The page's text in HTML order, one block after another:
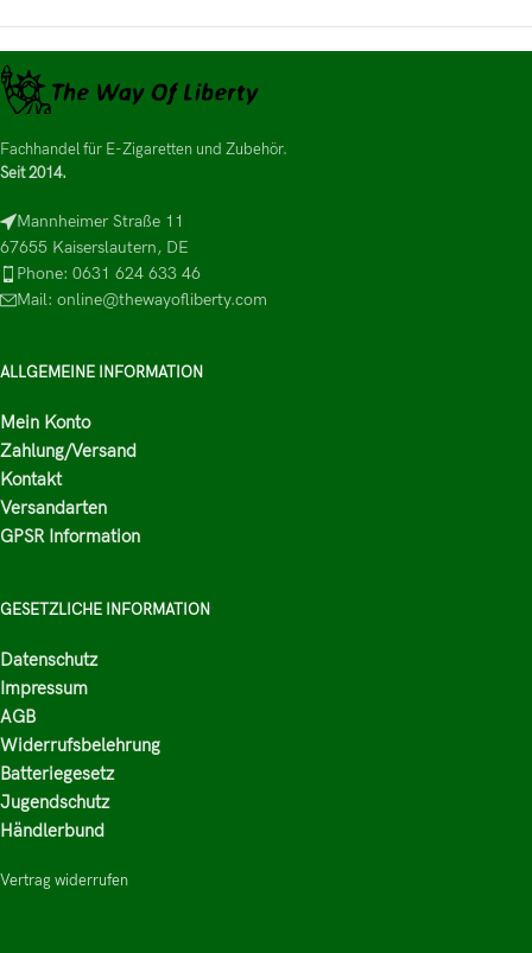
Fachhandel für E-Zigaretten und Zubehör.
Seit 2014.
Mannheimer Straße 11
67655 Kaiserslautern, DE
Phone: 0631 624 633 46
Mail: online@thewayofliberty.com
ALLGEMEINE INFORMATION
Mein Konto
Zahlung/Versand
Kontakt
Versandarten
GPSR Information
GESETZLICHE INFORMATION
Datenschutz
Impressum
AGB
Widerrufsbelehrung
Batteriegesetz
Jugendschutz
Händlerbund
Vertrag widerrufen